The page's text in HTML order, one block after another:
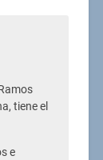
tiene el
e